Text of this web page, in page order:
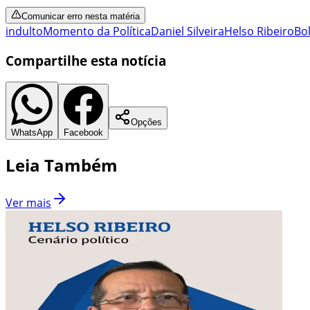
Comunicar erro nesta matéria
indultoMomento da PolíticaDaniel SilveiraHelso Ribeiro
Compartilhe esta notícia
WhatsApp Facebook
Opções
Leia Também
Ver mais